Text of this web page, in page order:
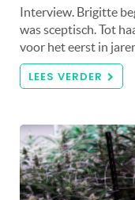
Interview. Brigitte
was sceptisch. Tot
voor het eerst in
LEES VERDER